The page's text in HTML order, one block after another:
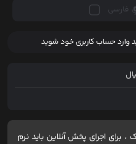
فارسی
وارد حساب کاربری خود شوید
، برای اجرای پخش آنلاین باید نرم